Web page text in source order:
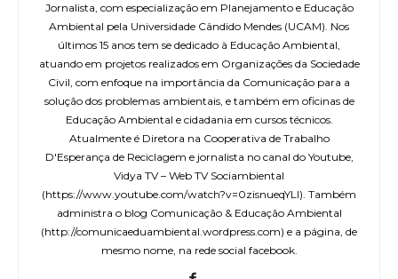
Jornalista, com especialização em Planejamento e Educação
Ambiental pela Universidade Cândido Mendes (UCAM). Nos
últimos 15 anos tem se dedicado à Educação Ambiental,
atuando em projetos realizados em Organizações da Sociedade
Civil, com enfoque na importância da Comunicação para a
solução dos problemas ambientais, e também em oficinas de
Educação Ambiental e cidadania em cursos técnicos.
Atualmente é Diretora na Cooperativa de Trabalho
D'Esperança de Reciclagem e jornalista no canal do Youtube,
Vidya TV – Web TV Sociambiental
(https://www.youtube.com/watch?v=0zisnueqYLI). Também
administra o blog Comunicação & Educação Ambiental
(http://comunicaeduambiental.wordpress.com) e a página, de
mesmo nome, na rede social facebook.